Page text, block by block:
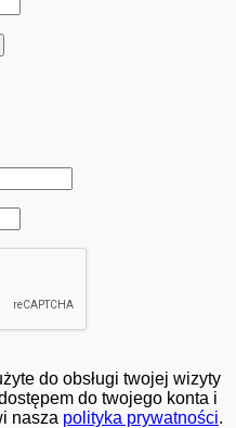
do obsługi twojej wizyty
do twojego konta i
nasza polityka prywatności.